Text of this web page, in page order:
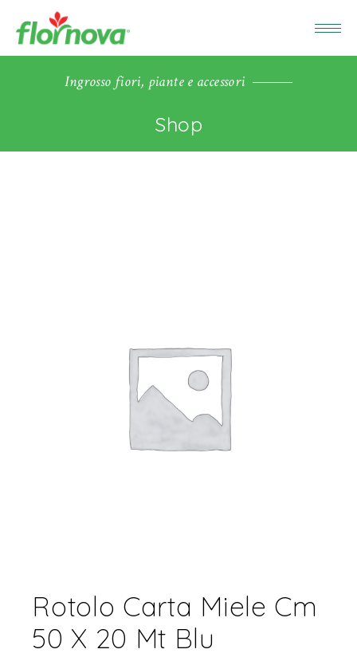
Ingrosso fiori, piante e accessori
Shop
Rotolo Carta Miele Cm
50 X 20 Mt Blu